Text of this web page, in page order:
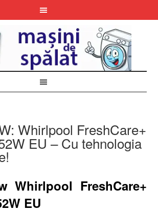
Whirlpool FreshCare+
EU – Cu tehnologia
Whirlpool FreshCare+
EU